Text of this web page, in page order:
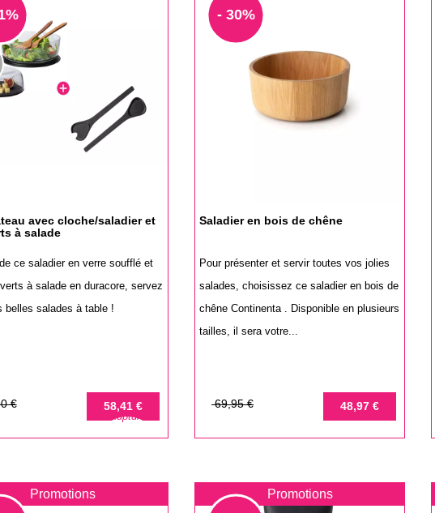
avec cloche/saladier et
à salade
ce saladier en verre soufflé et
à salade en duracore, servez
belles salades à table !
€ 58,41 €
Rupture
- 30%
Saladier en bois de chêne
Pour présenter et servir toutes vos jolies
salades, choisissez ce saladier en bois de
chêne Continenta . Disponible en plusieurs
tailles, il sera votre...
Prix
69,95 €
Prix 48,97 €
Promotions Promotions